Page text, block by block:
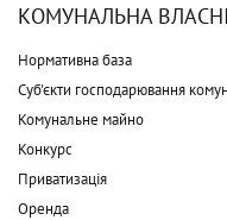
КОМУНАЛЬНА
Нормативна база
Суб'єкти господарювання
Комунальне майно
Конкурс
Приватизація
Оренда